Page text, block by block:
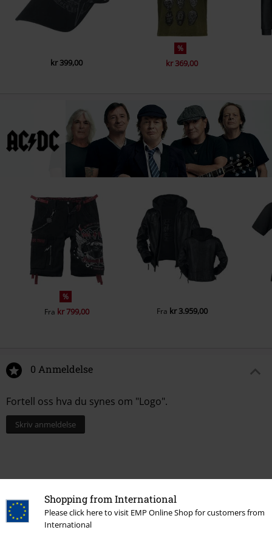
Shopping from International
Please click here to visit EMP Online Shop for customers from
International
kr 399,00
%
kr 369,00
%
Fra kr 799,00 Fra kr 3.959,00
0 Anmeldelse
Fortell oss hva du synes om "Logo".
Skriv anmeldelse